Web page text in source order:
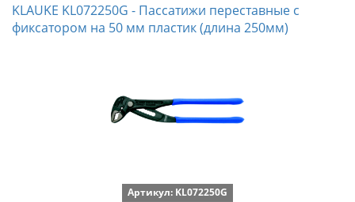
KLAUKE KL072250G - Пассатижи переставные с
фиксатором на 50 мм пластик (длина 250мм)
Артикул: KL072250G